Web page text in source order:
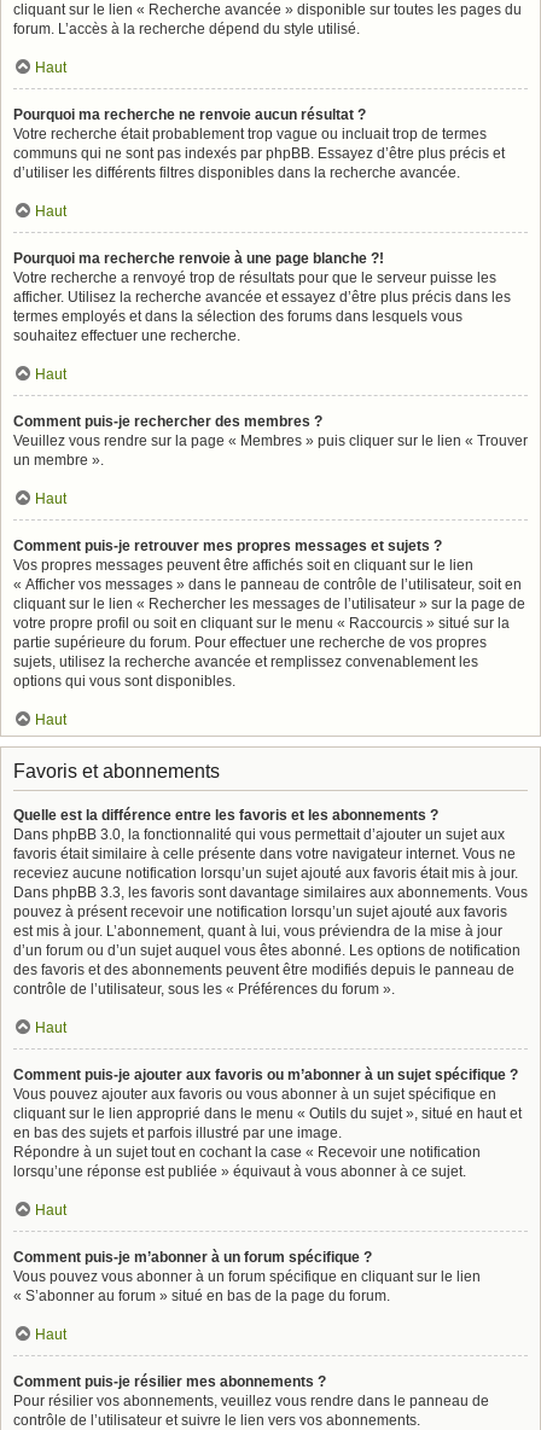
cliquant sur le lien « Recherche avancée » disponible sur toutes les pages du
forum. L’accès à la recherche dépend du style utilisé.
Haut
Pourquoi ma recherche ne renvoie aucun résultat ?
Votre recherche était probablement trop vague ou incluait trop de termes
communs qui ne sont pas indexés par phpBB. Essayez d’être plus précis et
d’utiliser les différents filtres disponibles dans la recherche avancée.
Haut
Pourquoi ma recherche renvoie à une page blanche ?!
Votre recherche a renvoyé trop de résultats pour que le serveur puisse les
afficher. Utilisez la recherche avancée et essayez d’être plus précis dans les
termes employés et dans la sélection des forums dans lesquels vous
souhaitez effectuer une recherche.
Haut
Comment puis-je rechercher des membres ?
Veuillez vous rendre sur la page « Membres » puis cliquer sur le lien « Trouver
un membre ».
Haut
Comment puis-je retrouver mes propres messages et sujets ?
Vos propres messages peuvent être affichés soit en cliquant sur le lien
« Afficher vos messages » dans le panneau de contrôle de l’utilisateur, soit en
cliquant sur le lien « Rechercher les messages de l’utilisateur » sur la page de
votre propre profil ou soit en cliquant sur le menu « Raccourcis » situé sur la
partie supérieure du forum. Pour effectuer une recherche de vos propres
sujets, utilisez la recherche avancée et remplissez convenablement les
options qui vous sont disponibles.
Haut
Favoris et abonnements
Quelle est la différence entre les favoris et les abonnements ?
Dans phpBB 3.0, la fonctionnalité qui vous permettait d’ajouter un sujet aux
favoris était similaire à celle présente dans votre navigateur internet. Vous ne
receviez aucune notification lorsqu’un sujet ajouté aux favoris était mis à jour.
Dans phpBB 3.3, les favoris sont davantage similaires aux abonnements. Vous
pouvez à présent recevoir une notification lorsqu’un sujet ajouté aux favoris
est mis à jour. L’abonnement, quant à lui, vous préviendra de la mise à jour
d’un forum ou d’un sujet auquel vous êtes abonné. Les options de notification
des favoris et des abonnements peuvent être modifiés depuis le panneau de
contrôle de l’utilisateur, sous les « Préférences du forum ».
Haut
Comment puis-je ajouter aux favoris ou m’abonner à un sujet spécifique ?
Vous pouvez ajouter aux favoris ou vous abonner à un sujet spécifique en
cliquant sur le lien approprié dans le menu « Outils du sujet », situé en haut et
en bas des sujets et parfois illustré par une image.
Répondre à un sujet tout en cochant la case « Recevoir une notification
lorsqu’une réponse est publiée » équivaut à vous abonner à ce sujet.
Haut
Comment puis-je m’abonner à un forum spécifique ?
Vous pouvez vous abonner à un forum spécifique en cliquant sur le lien
« S’abonner au forum » situé en bas de la page du forum.
Haut
Comment puis-je résilier mes abonnements ?
Pour résilier vos abonnements, veuillez vous rendre dans le panneau de
contrôle de l’utilisateur et suivre le lien vers vos abonnements.